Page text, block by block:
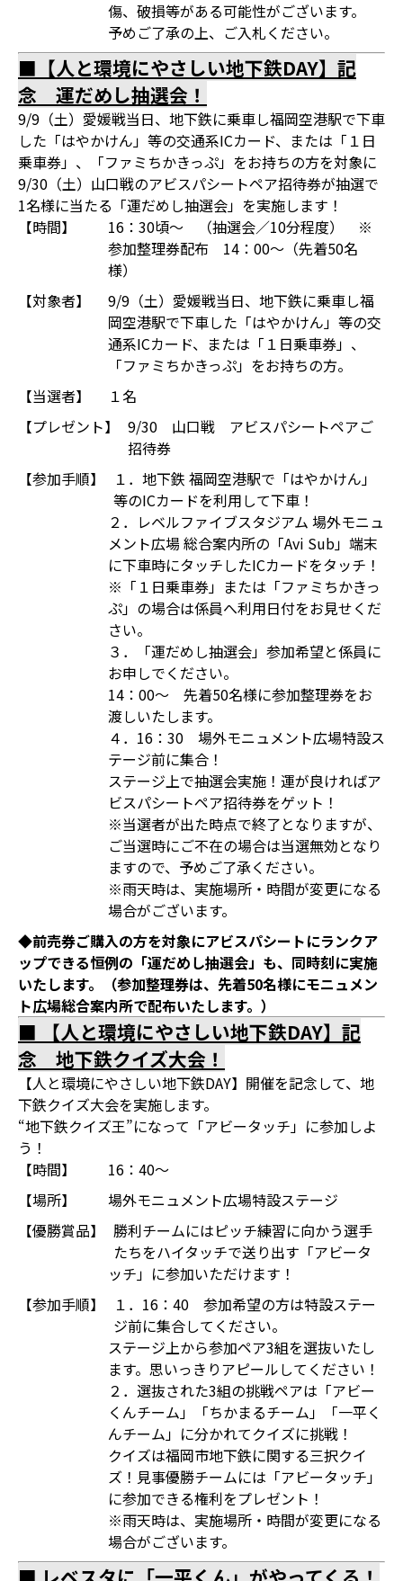
傷、破損等がある可能性がございます。
予めご了承の上、ご入札ください。
■【人と環境にやさしい地下鉄DAY】記
念 運だめし抽選会！
9/9（土）愛媛戦当日、地下鉄に乗車し福岡空港駅で下車
した「はやかけん」等の交通系ICカード、または「１日
乗車券」、「ファミちかきっぷ」をお持ちの方を対象に
9/30（土）山口戦のアビスパシートペア招待券が抽選で
1名様に当たる「運だめし抽選会」を実施します！
【時間】
16：30頃～ （抽選会／10分程度） ※
参加整理券配布 14：00～（先着50名
様）
【対象者】
9/9（土）愛媛戦当日、地下鉄に乗車し福
岡空港駅で下車した「はやかけん」等の交
通系ICカード、または「１日乗車券」、
「ファミちかきっぷ」をお持ちの方。
【当選者】
１名
【プレゼント】
9/30 山口戦 アビスパシートペアご
招待券
【参加手順】
１．地下鉄 福岡空港駅で「はやかけん」
等のICカードを利用して下車！
２．レベルファイブスタジアム 場外モニュ
メント広場 総合案内所の「Avi Sub」端末
に下車時にタッチしたICカードをタッチ！
※「１日乗車券」または「ファミちかきっ
ぷ」の場合は係員へ利用日付をお見せくだ
さい。
３．「運だめし抽選会」参加希望と係員に
お申しでください。
14：00～ 先着50名様に参加整理券をお
渡しいたします。
４．16：30 場外モニュメント広場特設ス
テージ前に集合！
ステージ上で抽選会実施！運が良ければア
ビスパシートペア招待券をゲット！
※当選者が出た時点で終了となりますが、
ご当選時にご不在の場合は当選無効となり
ますので、予めご了承ください。
※雨天時は、実施場所・時間が変更になる
場合がございます。
◆前売券ご購入の方を対象にアビスパシートにランクア
ップできる恒例の「運だめし抽選会」も、同時刻に実施
いたします。（参加整理券は、先着50名様にモニュメン
ト広場総合案内所で配布いたします。）
■ 【人と環境にやさしい地下鉄DAY】記
念 地下鉄クイズ大会！
【人と環境にやさしい地下鉄DAY】開催を記念して、地
下鉄クイズ大会を実施します。
“地下鉄クイズ王”になって「アビータッチ」に参加しよ
う！
【時間】
16：40～
【場所】
場外モニュメント広場特設ステージ
【優勝賞品】
勝利チームにはピッチ練習に向かう選手
たちをハイタッチで送り出す「アビータ
ッチ」に参加いただけます！
【参加手順】
１．16：40 参加希望の方は特設ステー
ジ前に集合してください。
ステージ上から参加ペア3組を選抜いたし
ます。思いっきりアピールしてください！
２．選抜された3組の挑戦ペアは「アビー
くんチーム」「ちかまるチーム」「一平く
んチーム」に分かれてクイズに挑戦！
クイズは福岡市地下鉄に関する三択クイ
ズ！見事優勝チームには「アビータッチ」
に参加できる権利をプレゼント！
※雨天時は、実施場所・時間が変更になる
場合がございます。